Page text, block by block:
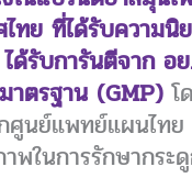
ทย ที่ได้รับความนิ
ด้รับการันตีจาก อ
าตรฐาน (GMP)โ
ศูนย์แพทย์แผนไท
ในการรักษากระ